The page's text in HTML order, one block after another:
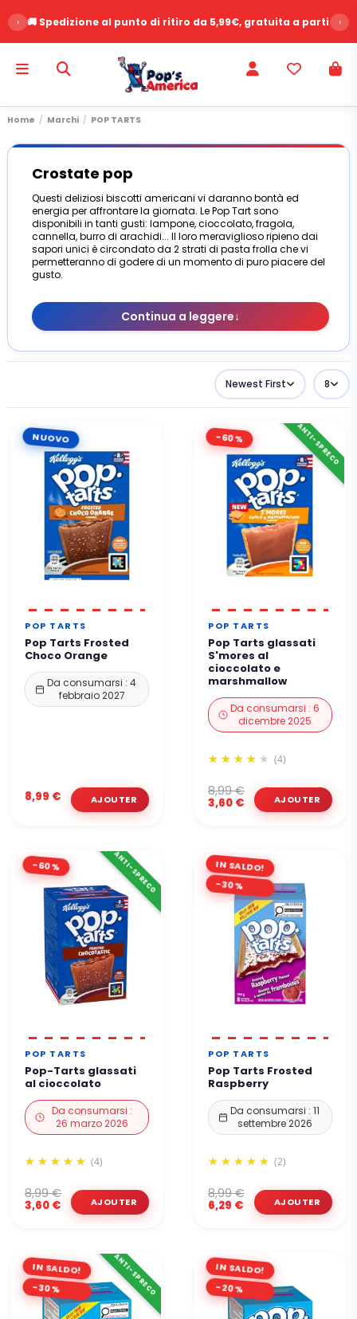
‹ 🚚 Spedizione al punto di ritiro da 5,99€, gratuita a partire›
Home Marchi POP TARTS
Crostate pop
Questi deliziosi biscotti americani vi daranno bontà ed
energia per affrontare la giornata. Le Pop Tart sono
disponibili in tanti gusti: lampone, cioccolato, fragola,
cannella, burro di arachidi... Il loro meraviglioso ripieno dai
sapori unici è circondato da 2 strati di pasta frolla che vi
permetteranno di godere di un momento di puro piacere del
gusto.
Continua a leggere↓
Newest First 8
NUOVO
POP TARTS
Pop Tarts Frosted
Choco Orange
Da consumarsi : 4
febbraio 2027
8,99 €
-60% ANTI-SPRECO
POP TARTS
Pop Tarts glassati
S'mores al
cioccolato e
marshmallow
Da consumarsi : 6
dicembre 2025
(4)
3,60 €
8,99 €
-60% ANTI-SPRECO
POP TARTS
Pop-Tarts glassati
al cioccolato
Da consumarsi :
26 marzo 2026
(4)
3,60 €
8,99 €
IN SALDO!
-30%
POP TARTS
Pop Tarts Frosted
Raspberry
Da consumarsi : 11
settembre 2026
(2)
6,29 €
8,99 €
IN SALDO!
-30% ANTI-SPRECO IN SALDO!
-20%